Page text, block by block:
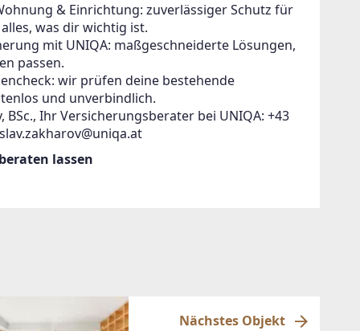
& Einrichtung: zuverlässiger Schutz für
was dir wichtig ist.
mit UNIQA: maßgeschneiderte Lösungen,
passen.
wir prüfen deine bestehende
und unverbindlich.
BSc., Ihr Versicherungsberater bei UNIQA: +43
lassen
Nächstes Objekt